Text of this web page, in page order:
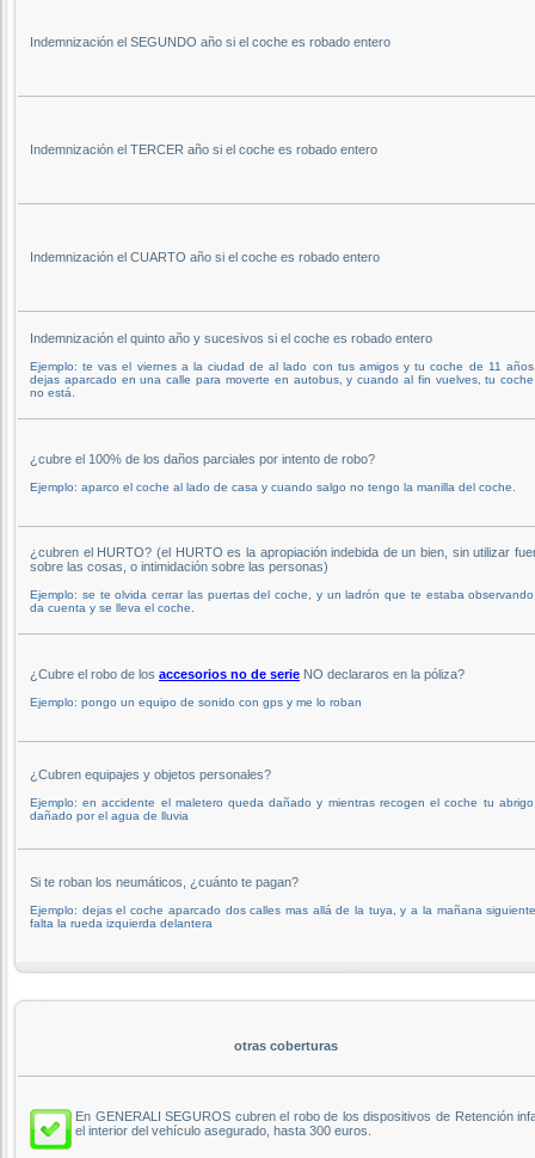
Indemnización el SEGUNDO año si el coche es robado entero
Indemnización el TERCER año si el coche es robado entero
Indemnización el CUARTO año si el coche es robado entero
Indemnización el quinto año y sucesivos si el coche es robado entero
Ejemplo: te vas el viernes a la ciudad de al lado con tus amigos y tu coche de 11
dejas aparcado en una calle para moverte en autobus, y cuando al fin vuelves, tu
no está.
¿cubre el 100% de los daños parciales por intento de robo?
Ejemplo: aparco el coche al lado de casa y cuando salgo no tengo la manilla del coche.
¿cubren el HURTO? (el HURTO es la apropiación indebida de un bien, sin utilizar
sobre las cosas, o intimidación sobre las personas)
Ejemplo: se te olvida cerrar las puertas del coche, y un ladrón que te estaba
da cuenta y se lleva el coche.
¿Cubre el robo de los accesorios no de serie NO declararos en la póliza?
Ejemplo: pongo un equipo de sonido con gps y me lo roban
¿Cubren equipajes y objetos personales?
Ejemplo: en accidente el maletero queda dañado y mientras recogen el coche tu
dañado por el agua de lluvia
Si te roban los neumáticos, ¿cuánto te pagan?
Ejemplo: dejas el coche aparcado dos calles mas allá de la tuya, y a la mañana
falta la rueda izquierda delantera
otras coberturas
En GENERALI SEGUROS cubren el robo de los dispositivos de Retención
el interior del vehículo asegurado, hasta 300 euros.